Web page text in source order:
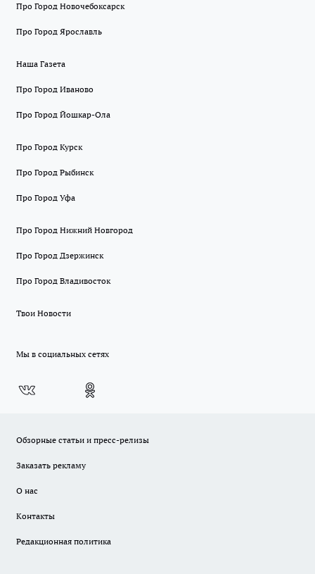
Про Город Новочебоксарск
Про Город Ярославль
Наша Газета
Про Город Иваново
Про Город Йошкар-Ола
Про Город Курск
Про Город Рыбинск
Про Город Уфа
Про Город Нижний Новгород
Про Город Дзержинск
Про Город Владивосток
Твои Новости
Мы в социальных сетях
Обзорные статьи и пресс-релизы
Заказать рекламу
О нас
Контакты
Редакционная политика